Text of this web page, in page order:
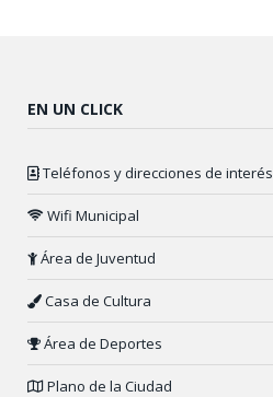
EN UN CLICK
Teléfonos y direcciones de interés
Wifi Municipal
Área de Juventud
Casa de Cultura
Área de Deportes
Plano de la Ciudad